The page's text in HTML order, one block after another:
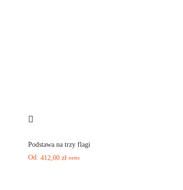
Podstawa na trzy flagi
Od: 412,00 zł netto